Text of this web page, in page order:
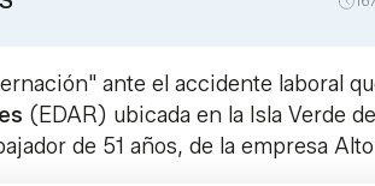
ante el accidente laboral
(EDAR) ubicada en la Isla Verde de
de 51 años, de la empresa